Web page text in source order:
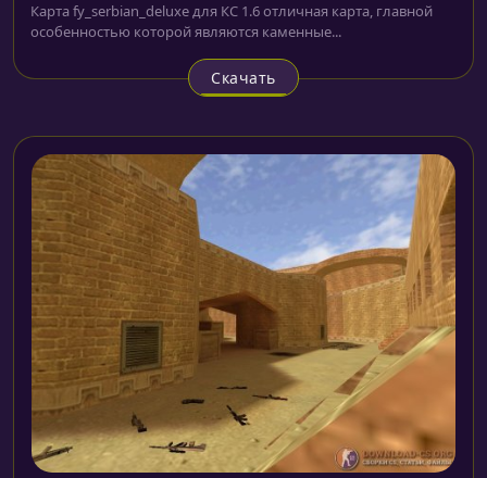
Карта fy_serbian_deluxe для КС 1.6 отличная карта, главной
особенностью которой являются каменные...
Скачать